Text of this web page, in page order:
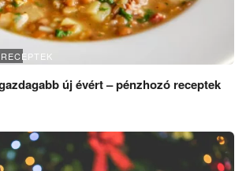
új évért – pénzhozó receptek